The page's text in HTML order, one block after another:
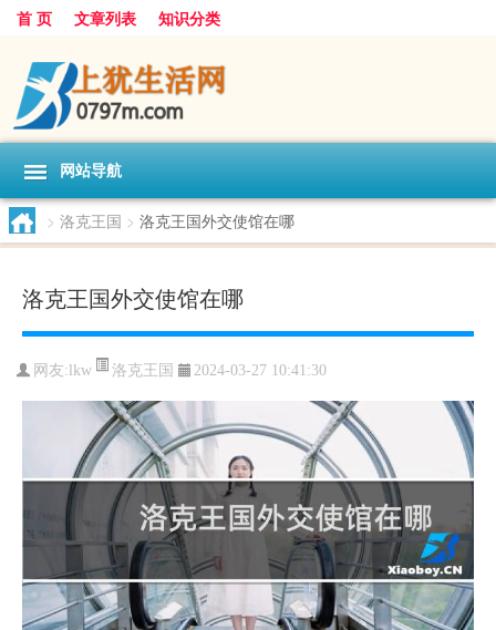
首 页 文章列表 知识分类
网站导航
> 洛克王国 > 洛克王国外交使馆在哪
洛克王国外交使馆在哪
网友: lkw 洛克王国 2024-03-27 10:41:30